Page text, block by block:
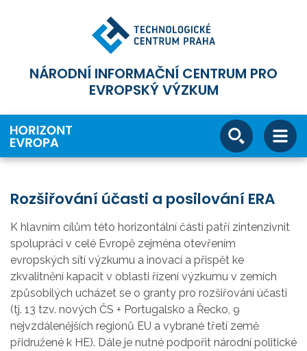
NÁRODNÍ INFORMAČNÍ CENTRUM PRO
EVROPSKÝ VÝZKUM
Rozšiřování účasti a posilování ERA
K hlavním cílům této horizontální části patří zintenzivnit
spolupráci v celé Evropě zejména otevřením
evropských sítí výzkumu a inovací a přispět ke
zkvalitnění kapacit v oblasti řízení výzkumu v zemích
způsobilých ucházet se o granty pro rozšiřování účasti
(tj. 13 tzv. nových ČS + Portugalsko a Řecko, 9
nejvzdálenějších regionů EU a vybrané třetí země
přidružené k HE). Dále je nutné podpořit národní politické